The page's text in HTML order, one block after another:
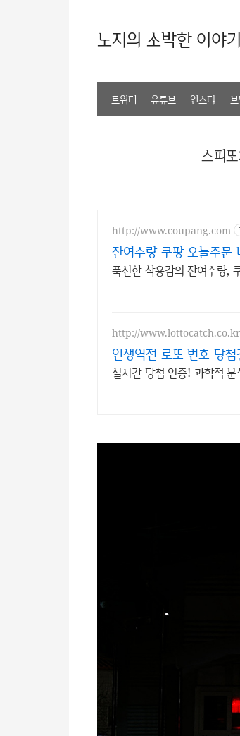
노지의 소박한 이야기
트위터 유튜브 인스타
스피
http://www.coupang.com
잔여수량 쿠팡 오늘주문
푹신한 착용감의 잔여수량,
http://www.lottocatch.co.kr
인생역전 로또 번호 당
실시간 당첨 인증! 과학적